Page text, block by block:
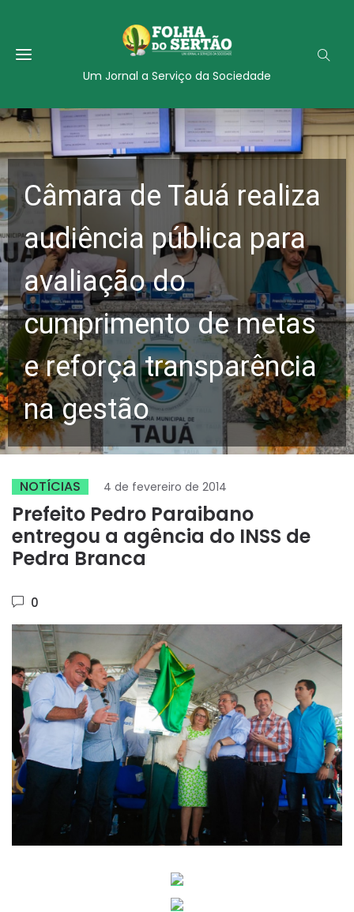
Um Jornal a Serviço da Sociedade
Câmara de Tauá realiza
audiência pública para
avaliação do
cumprimento de metas
e reforça transparência
na gestão
NOTÍCIAS 4 de fevereiro de 2014
Prefeito Pedro Paraibano
entregou a agência do INSS de
Pedra Branca
0